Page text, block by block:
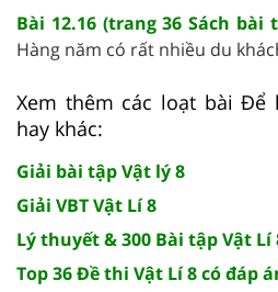
Bài 12.16 (trang 36 Sách bài
Hàng năm có rất nhiều du
Xem thêm các loạt bài
hay khác:
Giải bài tập Vật lý 8
Giải VBT Vật Lí 8
Lý thuyết & 300 Bài tập Vật Lí
Top 36 Đề thi Vật Lí 8 có đáp